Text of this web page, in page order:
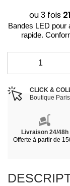
Bandes LED pour
rapide.
CLICK &
Boutique
Livraison 24/48h
Offerte à partir de